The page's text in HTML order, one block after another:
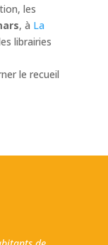
les
, à La
librairies
le recueil